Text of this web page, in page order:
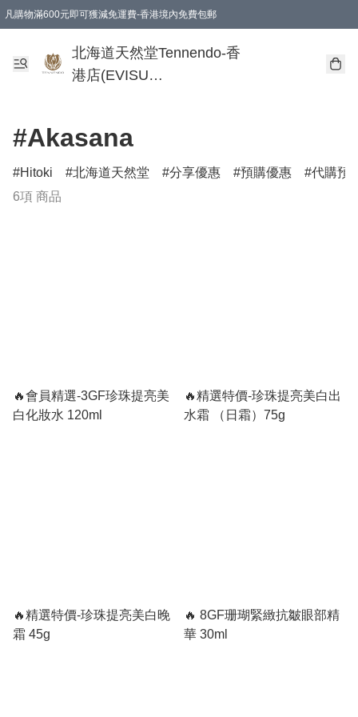
凡購物滿600元即可獲減免運費-香港境內免費包郵
北海道天然堂Tennendo-香
港店(EVISU
#Akasana
Hitoki 北海道天然堂 分享優惠 預購優惠
代購預
6項 商品
🔥會員精選-3GF珍珠提亮美
白化妝水 120ml
🔥精選特價-珍珠提亮美白出
水霜 （日霜）75g
🔥精選特價-珍珠提亮美白晚
霜 45g
🔥 8GF珊瑚緊緻抗皺眼部精
華 30ml